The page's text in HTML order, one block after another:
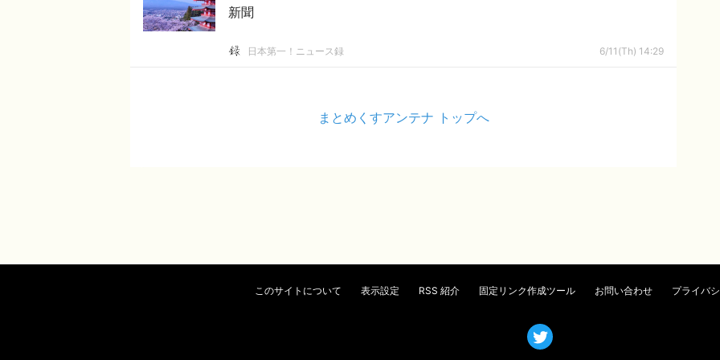
新聞
日本第一！ニュース録 6/11(Th) 14:29
まとめくすアンテナ トップへ
このサイトについて 表示設定 RSS 紹介 固定リンク作成ツール お問い合わせ プライバ